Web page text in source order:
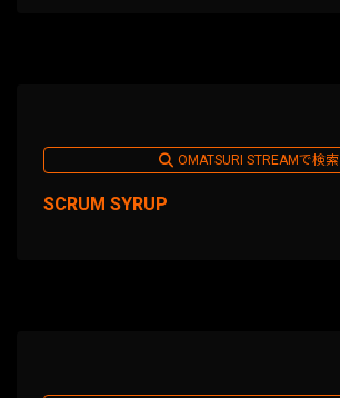
OMATSURI STREAMで検索
SCRUM SYRUP